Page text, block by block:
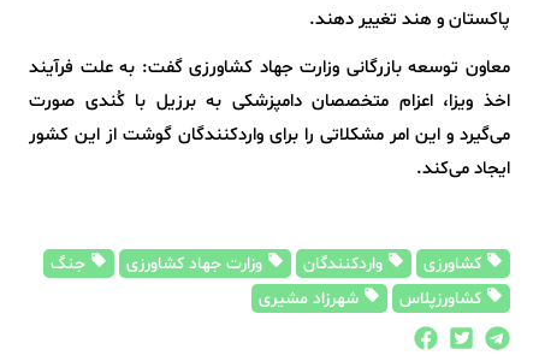
پاکستان و هند تغییر دهند.
معاون توسعه بازرگانی وزارت جهاد کشاورزی گفت: به علت فرآیند
اخذ ویزا، اعزام متخصصان دامپزشکی به برزیل با کُندی صورت
می‌گیرد و این امر مشکلاتی را برای واردکنندگان گوشت از این کشور
ایجاد می‌کند.
کشاورزی واردکنندگان وزارت جهاد کشاورزی
جنگ
کشاورزپلاس
شهرزاد مشیری